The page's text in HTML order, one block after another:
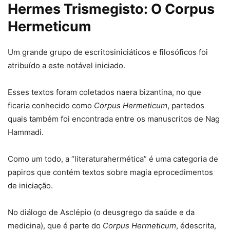
Hermes Trismegisto: O Corpus
Hermeticum
Um grande grupo de escritosiniciáticos e filosóficos foi
atribuído a este notável iniciado.
Esses textos foram coletados naera bizantina, no que
ficaria conhecido como Corpus Hermeticum, partedos
quais também foi encontrada entre os manuscritos de Nag
Hammadi.
Como um todo, a “literaturahermética” é uma categoria de
papiros que contém textos sobre magia eprocedimentos
de iniciação.
No diálogo de Asclépio (o deusgrego da saúde e da
medicina), que é parte do Corpus Hermeticum, édescrita,